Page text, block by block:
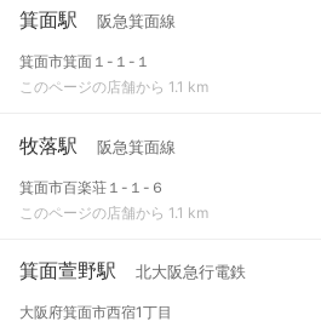
箕面駅 阪急箕面線
箕面市箕面１-１-１
このページの店舗から 1.1 km
牧落駅 阪急箕面線
箕面市百楽荘１-１-６
このページの店舗から 1.1 km
箕面萱野駅 北大阪急行電鉄
大阪府箕面市西宿1丁目